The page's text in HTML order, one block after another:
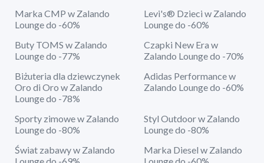
Marka CMP w Zalando
Lounge do -60%
Levi's® Dzieci w Zalando
Lounge do -60%
Buty TOMS w Zalando
Lounge do -77%
Czapki New Era w
Zalando Lounge do -70%
Biżuteria dla dziewczynek
Oro di Oro w Zalando
Lounge do -78%
Adidas Performance w
Zalando Lounge do -60%
Sporty zimowe w Zalando
Lounge do -80%
Styl Outdoor w Zalando
Lounge do -80%
Świat zabawy w Zalando
Marka Diesel w Zalando